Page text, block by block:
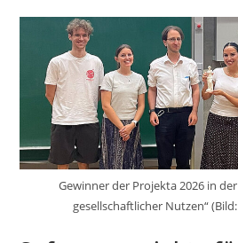
An
Fakultät
Gewinner der Projekta 2026 in
gesellschaftlicher Nutzen“